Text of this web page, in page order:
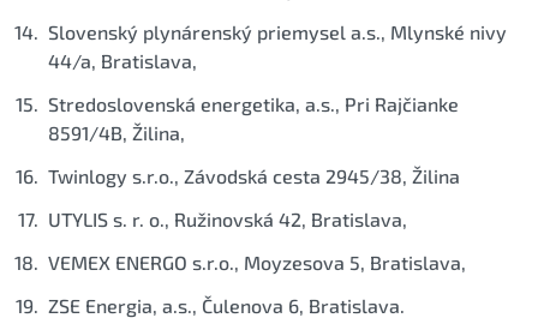
Slovenský plynárenský priemysel a.s., Mlynské nivy
44/a, Bratislava,
Stredoslovenská energetika, a.s., Pri Rajčianke
8591/4B, Žilina,
Twinlogy s.r.o., Závodská cesta 2945/38, Žilina
UTYLIS s. r. o., Ružinovská 42, Bratislava,
VEMEX ENERGO s.r.o., Moyzesova 5, Bratislava,
ZSE Energia, a.s., Čulenova 6, Bratislava.